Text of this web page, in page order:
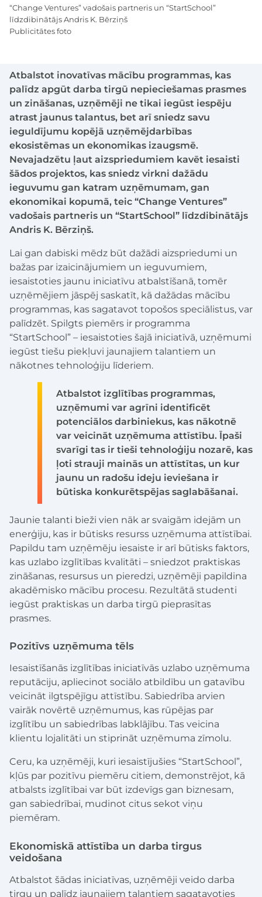
Atbalstot inovatīvas mācību programmas, kas
palīdz apgūt darba tirgū nepieciešamas prasmes
un zināšanas, uzņēmēji ne tikai iegūst iespēju
atrast jaunus talantus, bet arī sniedz savu
ieguldījumu kopējā uzņēmējdarbības
ekosistēmas un ekonomikas izaugsmē.
Nevajadzētu ļaut aizspriedumiem kavēt iesaisti
šādos projektos, kas sniedz virkni dažādu
ieguvumu gan katram uzņēmumam, gan
ekonomikai kopumā, teic “Change Ventures”
vadošais partneris un “StartSchool” līdzdibinātājs
Andris K. Bērziņš.
Lai gan dabiski mēdz būt dažādi aizspriedumi un
bažas par izaicinājumiem un ieguvumiem,
iesaistoties jaunu iniciatīvu atbalstīšanā, tomēr
uzņēmējiem jāspēj saskatīt, kā dažādas mācību
programmas, kas sagatavot topošos speciālistus, var
palīdzēt. Spilgts piemērs ir programma
“StartSchool” – iesaistoties šajā iniciatīvā, uzņēmumi
iegūst tiešu piekļuvi jaunajiem talantiem un
nākotnes tehnoloģiju līderiem.
Atbalstot izglītības programmas,
uzņēmumi var agrīni identificēt
potenciālos darbiniekus, kas nākotnē
var veicināt uzņēmuma attīstību. Īpaši
svarīgi tas ir tieši tehnoloģiju nozarē, kas
ļoti strauji mainās un attīstītas, un kur
jaunu un radošu ideju ieviešana ir
būtiska konkurētspējas saglabāšanai.
Jaunie talanti bieži vien nāk ar svaigām idejām un
enerģiju, kas ir būtisks resurss uzņēmuma attīstībai.
Papildu tam uzņēmēju iesaiste ir arī būtisks faktors,
kas uzlabo izglītības kvalitāti – sniedzot praktiskas
zināšanas, resursus un pieredzi, uzņēmēji papildina
akadēmisko mācību procesu. Rezultātā studenti
iegūst praktiskas un darba tirgū pieprasītas
prasmes.
Pozitīvs uzņēmuma tēls
Iesaistīšanās izglītības iniciatīvās uzlabo uzņēmuma
reputāciju, apliecinot sociālo atbildību un gatavību
veicināt ilgtspējīgu attīstību. Sabiedrība arvien
vairāk novērtē uzņēmumus, kas rūpējas par
izglītību un sabiedrības labklājību. Tas veicina
klientu lojalitāti un stiprināt uzņēmuma zīmolu.
Ceru, ka uzņēmēji, kuri iesaistījušies “StartSchool”,
kļūs par pozitīvu piemēru citiem, demonstrējot, kā
atbalsts izglītībai var būt izdevīgs gan biznesam,
gan sabiedrībai, mudinot citus sekot viņu
piemēram.
Ekonomiskā attīstība un darba tirgus
veidošana
Atbalstot šādas iniciatīvas, uzņēmēji veido darba
tirgu un palīdz jaunajiem talantiem sagatavoties
“Change Ventures” vadošais partneris un “StartSchool”
līdzdibinātājs Andris K. Bērziņš
Publicitātes foto